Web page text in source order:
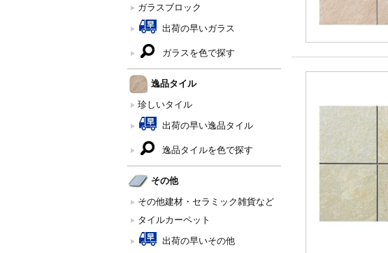
ガラスブロック
出荷の早いガラス
ガラスを色で探す
逸品タイル
珍しいタイル
出荷の早い逸品タイル
逸品タイルを色で探す
その他
その他建材・セラミック雑貨など
タイルカーペット
出荷の早いその他